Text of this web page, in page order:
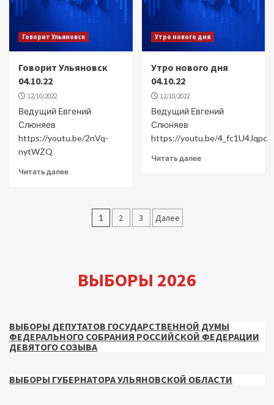
Говорит Ульяновск
Говорит Ульяновск
04.10.22
12/10/2022
Ведущий Евгений
Слюняев
https://youtu.be/2nVq-
nytWZQ
Читать далее
Утро нового дня
Утро нового дня
04.10.22
12/10/2022
Ведущий Евгений
Слюняев
https://youtu.be/4_fc1U4Jqpc
Читать далее
Пагинация
1 2 3 Далее
ВЫБОРЫ 2026
ВЫБОРЫ ДЕПУТАТОВ ГОСУДАРСТВЕННОЙ ДУМЫ
ФЕДЕРАЛЬНОГО СОБРАНИЯ РОССИЙСКОЙ ФЕДЕРАЦИИ
ДЕВЯТОГО СОЗЫВА
ВЫБОРЫ ГУБЕРНАТОРА УЛЬЯНОВСКОЙ ОБЛАСТИ